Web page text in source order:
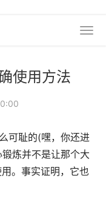
使用方法
可耻的(嘿，你还进
炼并不是让那个大
。事实证明，它也